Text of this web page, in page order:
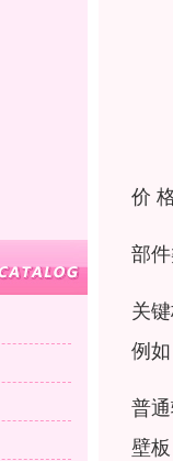
价
部
关
例
普
壁